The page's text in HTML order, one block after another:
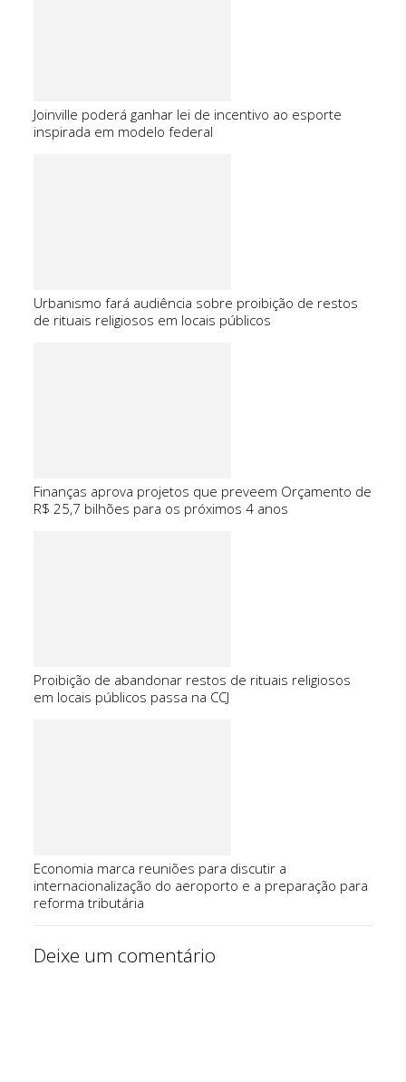
Joinville poderá ganhar lei de incentivo ao esporte
inspirada em modelo federal
Urbanismo fará audiência sobre proibição de restos
de rituais religiosos em locais públicos
Finanças aprova projetos que preveem Orçamento de
R$ 25,7 bilhões para os próximos 4 anos
Proibição de abandonar restos de rituais religiosos
em locais públicos passa na CCJ
Economia marca reuniões para discutir a
internacionalização do aeroporto e a preparação para
reforma tributária
Deixe um comentário